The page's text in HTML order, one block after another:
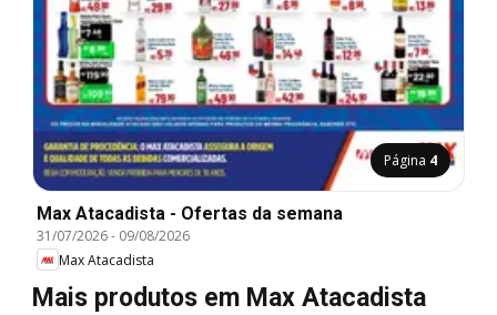
Página 4
Max Atacadista - Ofertas da semana
31/07/2026- 09/08/2026
Max Atacadista
Mais produtos em Max Atacadista